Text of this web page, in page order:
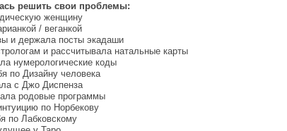
решить свои проблемы:
женщину
/ веганкой
и держала посты экадаши
и рассчитывала натальные карты
нумерологические коды
по Дизайну человека
с Джо Диспенза
родовые программы
по Норбекову
по Лабковскому